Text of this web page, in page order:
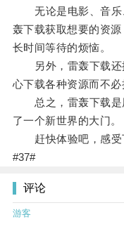
无论是电影、音乐
轰下载获取想要的资
长时间等待的烦恼。
另外，雷轰下载还
心下载各种资源而不必
总之，雷轰下载是
了一个新世界的大门。
赶快体验吧，感受
#37#
评论
游客